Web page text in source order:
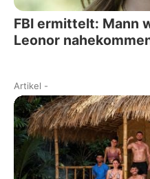
FBI ermittelt: Mann
Leonor
Artikel -